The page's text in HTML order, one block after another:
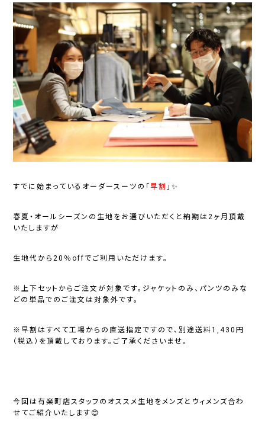
すでに始まっているオーダースーツの 「 早割 」✨
春夏・オールシーズンの生地をお選びいただくと納期は2ヶ月頂戴
いたしますが
生地代から20％offでご利用いただけます。
※上下セットからご注文が対象です。ジャケットのみ、パンツのみな
どの単品でのご注文は対象外です。
※早割はすべて工場からの直送指定ですので、別途送料1,430円
（税込）を頂戴しております。ご了承くださいませ。
今回は有楽町店スタッフのオススメ生地をメンズとウィメンズ合わ
せてご紹介いたします😊